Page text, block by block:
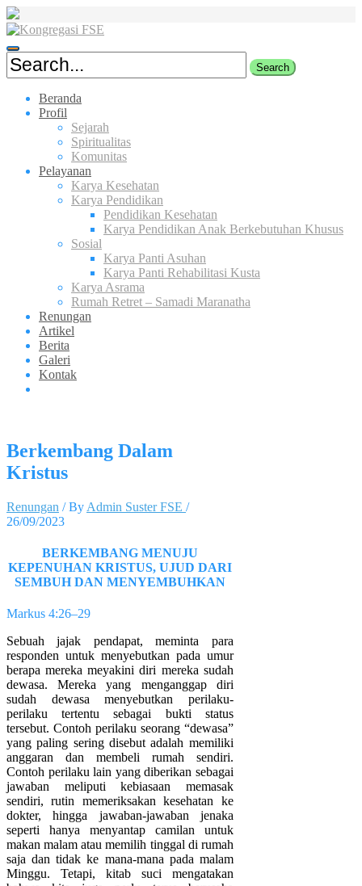
Skip
to
content
Beranda
Profil
Sejarah
Spiritualitas
Komunitas
Pelayanan
Karya Kesehatan
Karya Pendidikan
Pendidikan Kesehatan
Karya Pendidikan Anak Berkebutuhan Khusus
Sosial
Karya Panti Asuhan
Karya Panti Rehabilitasi Kusta
Karya Asrama
Rumah Retret – Samadi Maranatha
Renungan
Artikel
Berita
Galeri
Kontak
Berkembang Dalam
Kristus
Renungan / By Admin Suster FSE /
26/09/2023
BERKEMBANG MENUJU
KEPENUHAN KRISTUS, UJUD DARI
SEMBUH DAN MENYEMBUHKAN
Markus 4:26–29
Sebuah jajak pendapat, meminta para
responden untuk menyebutkan pada umur
berapa mereka meyakini diri mereka sudah
dewasa. Mereka yang menganggap diri
sudah dewasa menyebutkan perilaku-
perilaku tertentu sebagai bukti status
tersebut. Contoh perilaku seorang “dewasa”
yang paling sering disebut adalah memiliki
anggaran dan membeli rumah sendiri.
Contoh perilaku lain yang diberikan sebagai
jawaban meliputi kebiasaan memasak
sendiri, rutin memeriksakan kesehatan ke
dokter, hingga jawaban-jawaban jenaka
seperti hanya menyantap camilan untuk
makan malam atau memilih tinggal di rumah
saja dan tidak ke mana-mana pada malam
Minggu. Tetapi, kitab suci mengatakan